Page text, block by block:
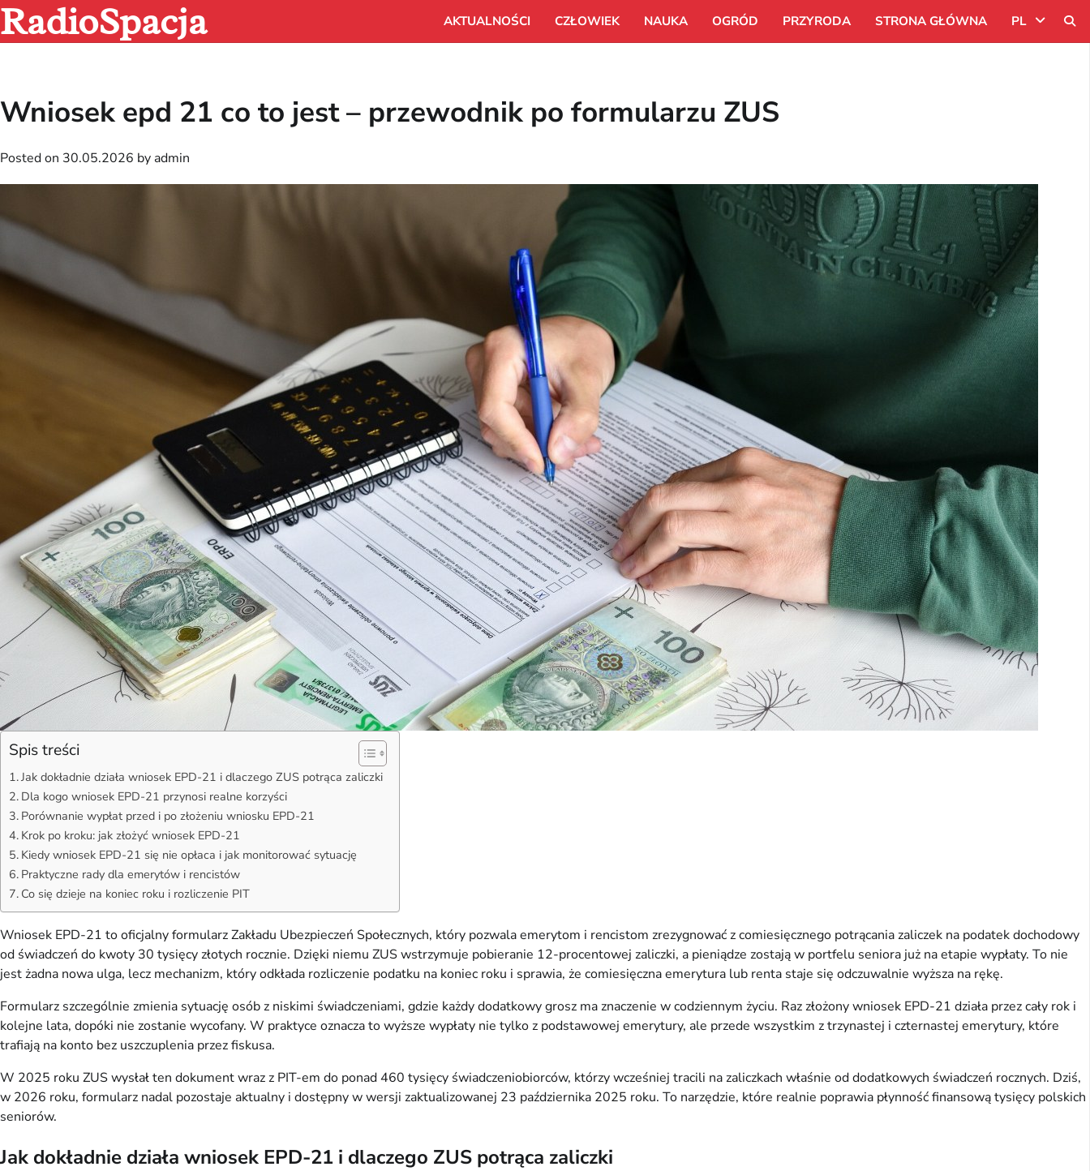
Skip
to
content
RadioSpacja AKTUALNOŚCI CZŁOWIEK NAUKA OGRÓD PRZYRODA STRONA GŁÓWNA PL
Wniosek epd 21 co to jest – przewodnik po formularzu ZUS
Posted on 30.05.2026 by admin
Spis treści
Jak dokładnie działa wniosek EPD-21 i dlaczego ZUS potrąca zaliczki
Dla kogo wniosek EPD-21 przynosi realne korzyści
Porównanie wypłat przed i po złożeniu wniosku EPD-21
Krok po kroku: jak złożyć wniosek EPD-21
Kiedy wniosek EPD-21 się nie opłaca i jak monitorować sytuację
Praktyczne rady dla emerytów i rencistów
Co się dzieje na koniec roku i rozliczenie PIT
Wniosek EPD-21 to oficjalny formularz Zakładu Ubezpieczeń Społecznych, który pozwala emerytom i rencistom zrezygnować z comiesięcznego potrącania zaliczek na podatek dochodowy
od świadczeń do kwoty 30 tysięcy złotych rocznie. Dzięki niemu ZUS wstrzymuje pobieranie 12-procentowej zaliczki, a pieniądze zostają w portfelu seniora już na etapie wypłaty. To nie
jest żadna nowa ulga, lecz mechanizm, który odkłada rozliczenie podatku na koniec roku i sprawia, że comiesięczna emerytura lub renta staje się odczuwalnie wyższa na rękę.
Formularz szczególnie zmienia sytuację osób z niskimi świadczeniami, gdzie każdy dodatkowy grosz ma znaczenie w codziennym życiu. Raz złożony wniosek EPD-21 działa przez cały rok i
kolejne lata, dopóki nie zostanie wycofany. W praktyce oznacza to wyższe wypłaty nie tylko z podstawowej emerytury, ale przede wszystkim z trzynastej i czternastej emerytury, które
trafiają na konto bez uszczuplenia przez fiskusa.
W 2025 roku ZUS wysłał ten dokument wraz z PIT-em do ponad 460 tysięcy świadczeniobiorców, którzy wcześniej tracili na zaliczkach właśnie od dodatkowych świadczeń rocznych. Dziś,
w 2026 roku, formularz nadal pozostaje aktualny i dostępny w wersji zaktualizowanej 23 października 2025 roku. To narzędzie, które realnie poprawia płynność finansową tysięcy polskich
seniorów.
Jak dokładnie działa wniosek EPD-21 i dlaczego ZUS potrąca zaliczki